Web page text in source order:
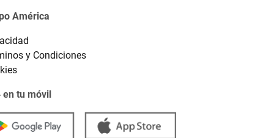
América
y Condiciones
en tu móvil